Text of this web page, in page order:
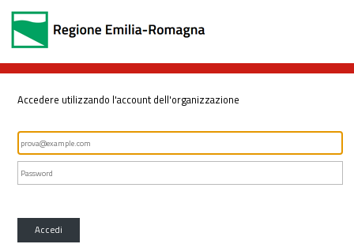
Accedere utilizzando l'account dell'organizzazione
Accedi